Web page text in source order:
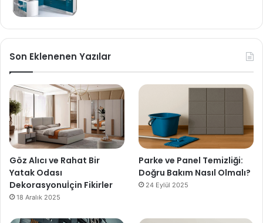
Son Eklenenen Yazılar
Göz Alıcı ve Rahat Bir
Yatak Odası
Dekorasyonuİçin Fikirler
18 Aralık 2025
Parke ve Panel Temizliği:
Doğru Bakım Nasıl Olmalı?
24 Eylül 2025